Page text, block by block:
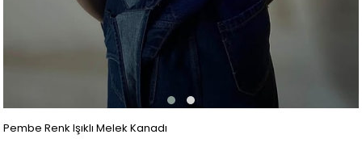
Pembe Renk Işıklı Melek Kanadı